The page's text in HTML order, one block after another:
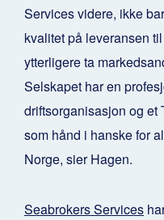
Services videre, ikke
kvalitet på leveransen
ytterligere ta
Selskapet har en
driftsorganisasjon og et
som hånd i hanske for
Norge, sier Hagen.
Seabrokers Services